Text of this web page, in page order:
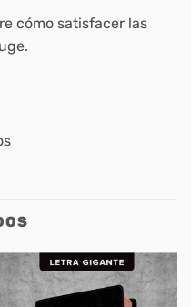
cómo satisfacer las